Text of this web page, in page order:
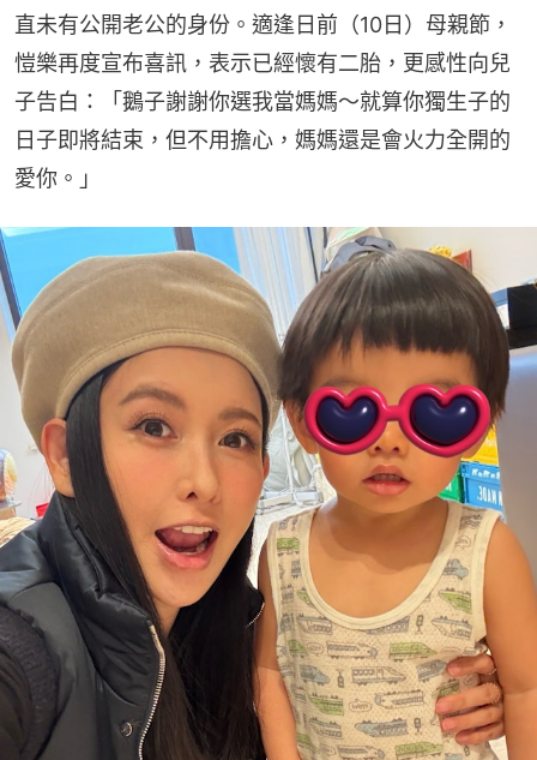
直未有公開老公的身份。適逢日前（10日）母親節，
愷樂再度宣布喜訊，表示已經懷有二胎，更感性向兒
子告白：「鵝子謝謝你選我當媽媽～就算你獨生子的
日子即將結束，但不用擔心，媽媽還是會火力全開的
愛你。」